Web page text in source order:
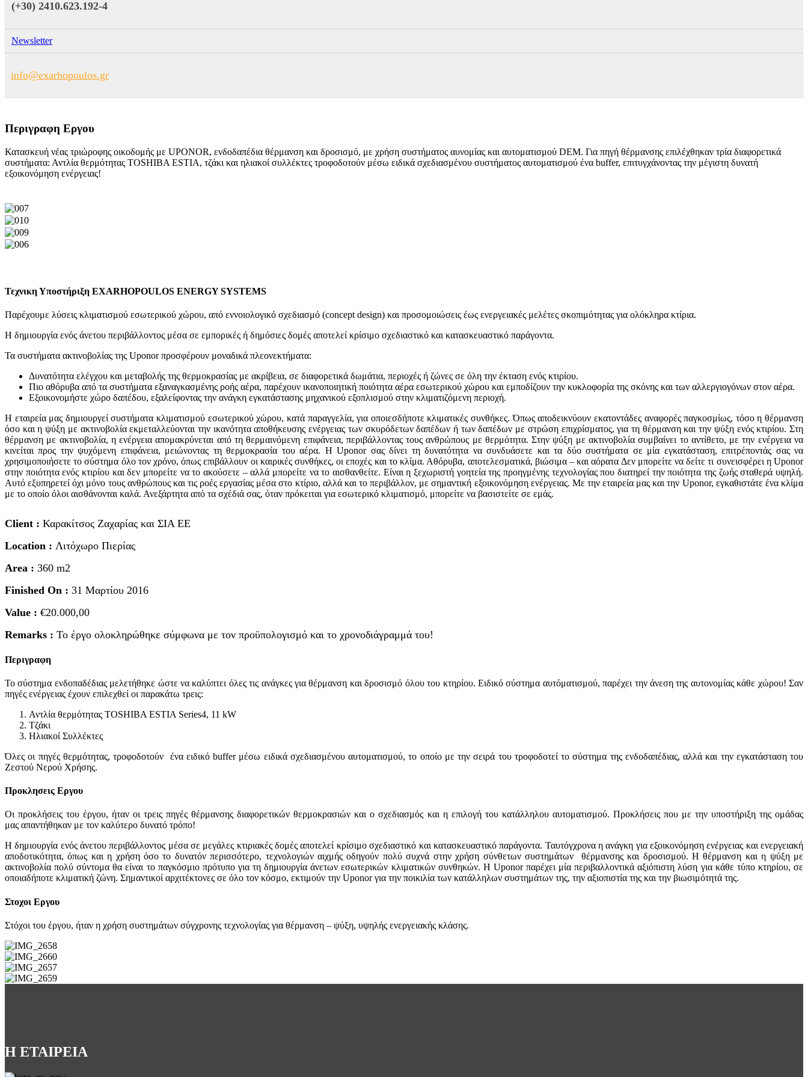
(+30) 2410.623.192-4
Newsletter
info@exarhopoulos.gr
Περιγραφη Εργου
Κατασκευή νέας τριώροφης οικοδομής με UPONOR, ενδοδαπέδια θέρμανση και δροσισμό, με χρήση συστήματος αυνομίας και αυτοματισμού DEM. Για πηγή θέρμανσης επιλέχθηκαν τρία διαφορετικά
συστήματα: Αντλία θερμότητας TOSHIBA ESTIA, τζάκι και ηλιακοί συλλέκτες τροφοδοτούν μέσω ειδικά σχεδιασμένου συστήματος αυτοματισμού ένα buffer, επιτυγχάνοντας την μέγιστη δυνατή
εξοικονόμηση ενέργειας!
Τεχνικη Υποστήριξη EXARHOPOULOS ENERGY SYSTEMS
Παρέχουμε λύσεις κλιματισμού εσωτερικού χώρου, από εννοιολογικό σχεδιασμό (concept design) και προσομοιώσεις έως ενεργειακές μελέτες σκοπιμότητας για ολόκληρα κτίρια.
Η δημιουργία ενός άνετου περιβάλλοντος μέσα σε εμπορικές ή δημόσιες δομές αποτελεί κρίσιμο σχεδιαστικό και κατασκευαστικό παράγοντα.
Τα συστήματα ακτινοβολίας της Uponor προσφέρουν μοναδικά πλεονεκτήματα:
Δυνατότητα ελέγχου και μεταβολής της θερμοκρασίας με ακρίβεια, σε διαφορετικά δωμάτια, περιοχές ή ζώνες σε όλη την έκταση ενός κτιρίου.
Πιο αθόρυβα από τα συστήματα εξαναγκασμένης ροής αέρα, παρέχουν ικανοποιητική ποιότητα αέρα εσωτερικού χώρου και εμποδίζουν την κυκλοφορία της σκόνης και των αλλεργιογόνων στον αέρα.
Εξοικονομήστε χώρο δαπέδου, εξαλείφοντας την ανάγκη εγκατάστασης μηχανικού εξοπλισμού στην κλιματιζόμενη περιοχή.
Η εταιρεία μας δημιουργεί συστήματα κλιματισμού εσωτερικού χώρου, κατά παραγγελία, για οποιεσδήποτε κλιματικές συνθήκες. Όπως αποδεικνύουν εκατοντάδες αναφορές παγκοσμίως, τόσο η θέρμανση
όσο και η ψύξη με ακτινοβολία εκμεταλλεύονται την ικανότητα αποθήκευσης ενέργειας των σκυρόδετων δαπέδων ή των δαπέδων με στρώση επιχρίσματος, για τη θέρμανση και την ψύξη ενός κτιρίου. Στη
θέρμανση με ακτινοβολία, η ενέργεια απομακρύνεται από τη θερμαινόμενη επιφάνεια, περιβάλλοντας τους ανθρώπους με θερμότητα. Στην ψύξη με ακτινοβολία συμβαίνει το αντίθετο, με την ενέργεια να
κινείται προς την ψυχόμενη επιφάνεια, μειώνοντας τη θερμοκρασία του αέρα. Η Uponor σας δίνει τη δυνατότητα να συνδυάσετε και τα δύο συστήματα σε μία εγκατάσταση, επιτρέποντάς σας να
χρησιμοποιήσετε το σύστημα όλο τον χρόνο, όπως επιβάλλουν οι καιρικές συνθήκες, οι εποχές και το κλίμα. Αθόρυβα, αποτελεσματικά, βιώσιμα – και αόρατα Δεν μπορείτε να δείτε τι συνεισφέρει η Uponor
στην ποιότητα ενός κτιρίου και δεν μπορείτε να το ακούσετε – αλλά μπορείτε να το αισθανθείτε. Είναι η ξεχωριστή γοητεία της προηγμένης τεχνολογίας που διατηρεί την ποιότητα της ζωής σταθερά υψηλή.
Αυτό εξυπηρετεί όχι μόνο τους ανθρώπους και τις ροές εργασίας μέσα στο κτίριο, αλλά και το περιβάλλον, με σημαντική εξοικονόμηση ενέργειας. Με την εταιρεία μας και την Uponor, εγκαθιστάτε ένα κλίμα
με το οποίο όλοι αισθάνονται καλά. Ανεξάρτητα από τα σχέδιά σας, όταν πρόκειται για εσωτερικό κλιματισμό, μπορείτε να βασιστείτε σε εμάς.
Client : Καρακίτσος Ζαχαρίας και ΣΙΑ ΕΕ
Location : Λιτόχωρο Πιερίας
Area : 360 m2
Finished On : 31 Μαρτίου 2016
Value : €20.000,00
Remarks : Το έργο ολοκληρώθηκε σύμφωνα με τον προϋπολογισμό και το χρονοδιάγραμμά του!
Περιγραφη
Το σύστημα ενδοπαδέδιας μελετήθηκε ώστε να καλύπτει όλες τις ανάγκες για θέρμανση και δροσισμό όλου του κτηρίου. Ειδικό σύστημα αυτόματισμού, παρέχει την άνεση της αυτονομίας κάθε χώρου! Σαν
πηγές ενέργειας έχουν επιλεχθεί οι παρακάτω τρεις:
Αντλία θερμότητας TOSHIBA ESTIA Series4, 11 kW
Τζάκι
Ηλιακοί Συλλέκτες
Όλες οι πηγές θερμότητας, τροφοδοτούν ένα ειδικό buffer μέσω ειδικά σχεδιασμένου αυτοματισμού, το οποίο με την σειρά του τροφοδοτεί το σύστημα της ενδοδαπέδιας, αλλά και την εγκατάσταση του
Ζεστού Νερού Χρήσης.
Προκλησεις Εργου
Οι προκλήσεις του έργου, ήταν οι τρεις πηγές θέρμανσης διαφορετικών θερμοκρασιών και ο σχεδιασμός και η επιλογή του κατάλληλου αυτοματισμού. Προκλήσεις που με την υποστήριξη της ομάδας
μας απαντήθηκαν με τον καλύτερο δυνατό τρόπο!
Η δημιουργία ενός άνετου περιβάλλοντος μέσα σε μεγάλες κτιριακές δομές αποτελεί κρίσιμο σχεδιαστικό και κατασκευαστικό παράγοντα. Ταυτόγχρονα η ανάγκη για εξοικονόμηση ενέργειας και ενεργειακή
αποδοτικότητα, όπως και η χρήση όσο το δυνατόν περισσότερο, τεχνολογιών αιχμής οδηγούν πολύ συχνά στην χρήση σύνθετων συστημάτων θέρμανσης και δροσισμού. Η θέρμανση και η ψύξη με
ακτινοβολία πολύ σύντομα θα είναι το παγκόσμιο πρότυπο για τη δημιουργία άνετων εσωτερικών κλιματικών συνθηκών. Η Uponor παρέχει μία περιβαλλοντικά αξιόπιστη λύση για κάθε τύπο κτηρίου, σε
οποιαδήποτε κλιματική ζώνη. Σημαντικοί αρχιτέκτονες σε όλο τον κόσμο, εκτιμούν την Uponor για την ποικιλία των κατάλληλων συστημάτων της, την αξιοπιστία της και την βιωσιμότητά της.
Στοχοι Εργου
Στόχοι του έργου, ήταν η χρήση συστημάτων σύγχρονης τεχνολογίας για θέρμανση – ψύξη, υψηλής ενεργειακής κλάσης.
Η ΕΤΑΙΡΕΙΑ